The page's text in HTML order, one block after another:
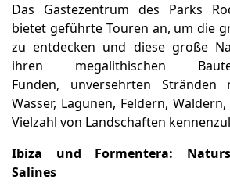
Das Gästezentrum des Parks
bietet geführte Touren an, um die
zu entdecken und diese große
ihren megalithischen
Funden, unversehrten Stränden
Wasser, Lagunen, Feldern,
Vielzahl von Landschaften
Ibiza und Formentera:
Salines